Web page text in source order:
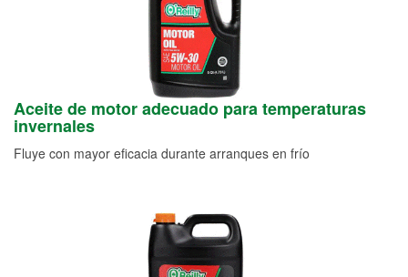
Aceite de motor adecuado para temperaturas
invernales
Fluye con mayor eficacia durante arranques en frío